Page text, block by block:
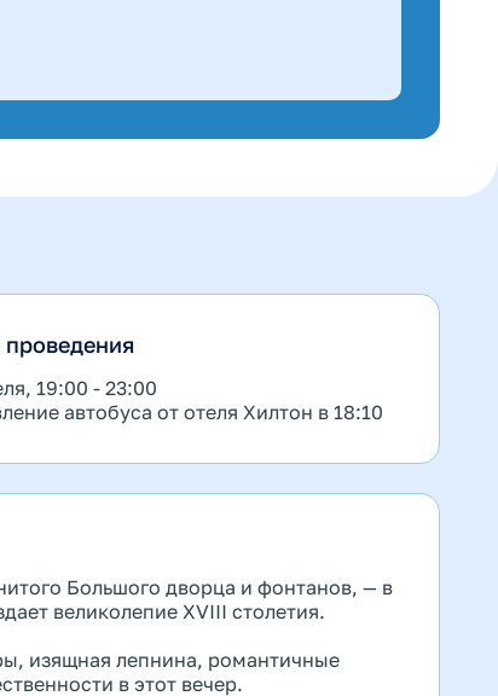
19:00 - 23:00
автобуса от отеля Хилтон в 18:10
Большого дворца и фонтанов, — в
великолепие XVIII столетия.
изящная лепнина, романтичные
в этот вечер.